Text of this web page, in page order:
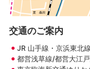
交通のご案内
JR 山手線・京浜東北
都営浅草線/都営大江